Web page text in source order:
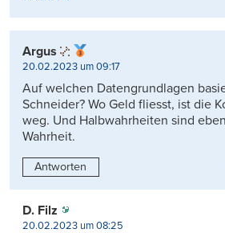
Argus
20.02.2023 um 09:17
Auf welchen Datengrundlagen
Schneider? Wo Geld fliesst, ist die
weg. Und Halbwahrheiten sind
Wahrheit.
Antworten
D. Filz
20.02.2023 um 08:25